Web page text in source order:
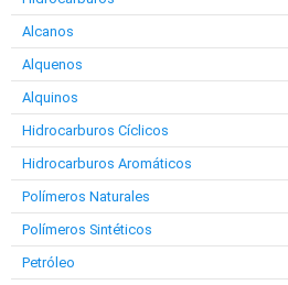
Alcanos
Alquenos
Alquinos
Hidrocarburos Cíclicos
Hidrocarburos Aromáticos
Polímeros Naturales
Polímeros Sintéticos
Petróleo